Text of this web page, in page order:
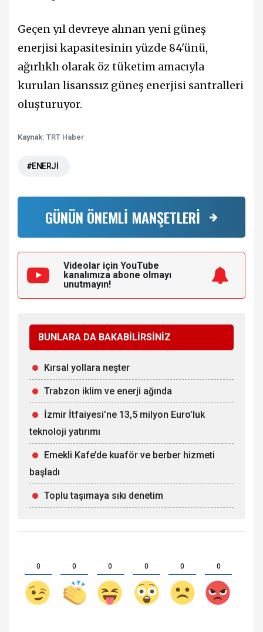
Geçen yıl devreye alınan yeni güneş
enerjisi kapasitesinin yüzde 84'ünü,
ağırlıklı olarak öz tüketim amacıyla
kurulan lisanssız güneş enerjisi santralleri
oluşturuyor.
Kaynak: TRT Haber
#ENERJİ
GÜNÜN ÖNEMLİ MANŞETLERİ
Videolar için YouTube
kanalımıza abone olmayı
unutmayın!
BUNLARA DA BAKABİLİRSİNİZ
Kırsal yollara neşter
Trabzon iklim ve enerji ağında
İzmir İtfaiyesi’ne 13,5 milyon Euro’luk
teknoloji yatırımı
Emekli Kafe’de kuaför ve berber hizmeti
başladı
Toplu taşımaya sıkı denetim
0 0 0 0 0 0